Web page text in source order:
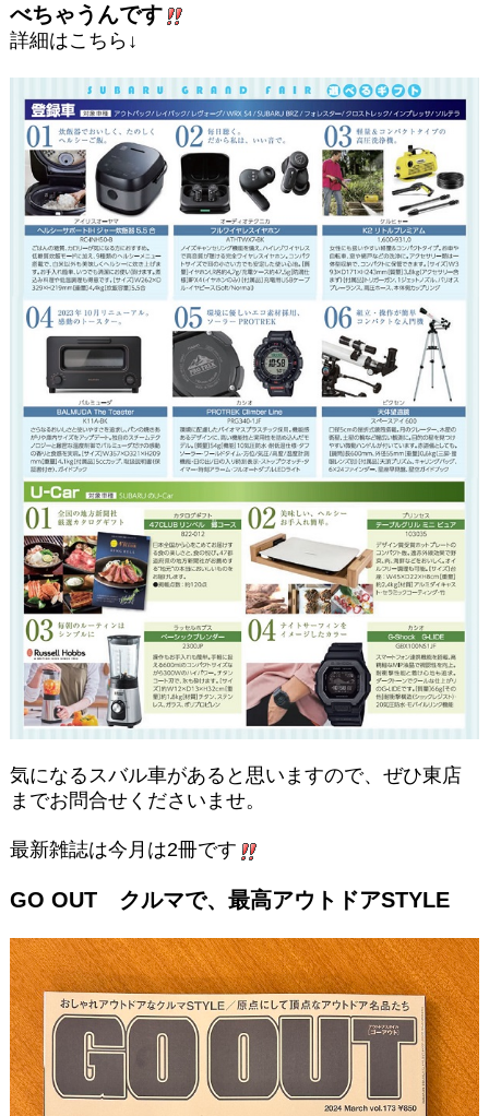
べちゃうんです
詳細はこちら↓
気になるスバル車があると思いますので、ぜひ東店
までお問合せくださいませ。
最新雑誌は今月は2冊です
GO OUT クルマで、最高アウトドアSTYLE